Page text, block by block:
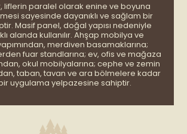
liflerin paralel olarak enine ve boyuna
sayesinde dayanıklı ve sağlam bir
Masif panel, doğal yapısı nedeniyle
alanda kullanılır. Ahşap mobilya ve
merdiven basamaklarına;
fuar standlarına; ev, ofis ve mağaza
okul mobilyalarına; cephe ve zemin
taban, tavan ve ara bölmelere kadar
uygulama yelpazesine sahiptir.